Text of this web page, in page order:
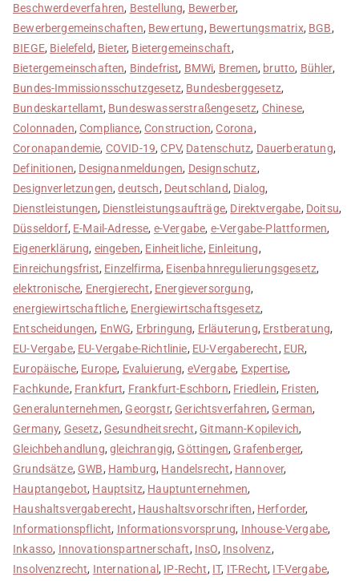
Beschwerdeverfahren, Bestellung, Bewerber,
Bewerbergemeinschaften, Bewertung, Bewertungsmatrix, BGB,
BIEGE, Bielefeld, Bieter, Bietergemeinschaft,
Bietergemeinschaften, Bindefrist, BMWi, Bremen, brutto, Bühler,
Bundes-Immissionsschutzgesetz, Bundesberggesetz,
Bundeskartellamt, Bundeswasserstraßengesetz, Chinese,
Colonnaden,Compliance,Construction,Corona,
Coronapandemie, COVID-19,CPV, Datenschutz, Dauerberatung,
Definitionen, Designanmeldungen, Designschutz,
Designverletzungen,deutsch, Deutschland, Dialog,
Dienstleistungen, Dienstleistungsaufträge, Direktvergabe, Doitsu,
Düsseldorf, E-Mail-Adresse, e-Vergabe, e-Vergabe-Plattformen,
Eigenerklärung, eingeben, Einheitliche, Einleitung,
Einreichungsfrist, Einzelfirma, Eisenbahnregulierungsgesetz,
elektronische, Energierecht, Energieversorgung,
energiewirtschaftliche, Energiewirtschaftsgesetz,
Entscheidungen, EnWG, Erbringung, Erläuterung, Erstberatung,
EU-Vergabe, EU-Vergabe-Richtlinie, EU-Vergaberecht, EUR,
Europäische, Europe, Evaluierung, eVergabe, Expertise,
Fachkunde, Frankfurt, Frankfurt-Eschborn, Friedlein, Fristen,
Generalunternehmen, Georgstr, Gerichtsverfahren, German,
Germany, Gesetz, Gesundheitsrecht, Gitmann-Kopilevich,
Gleichbehandlung,gleichrangig, Göttingen, Grafenberger,
Grundsätze, GWB, Hamburg, Handelsrecht, Hannover,
Hauptangebot, Hauptsitz, Hauptunternehmen,
Haushaltsvergaberecht, Haushaltsvorschriften, Herforder,
Informationspflicht, Informationsvorsprung, Inhouse-Vergabe,
Inkasso, Innovationspartnerschaft, InsO, Insolvenz,
Insolvenzrecht, International , IP-Recht, IT, IT-Recht, IT-Vergabe,